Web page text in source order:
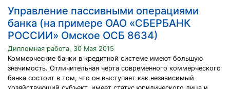
Управление пассивными операциями
банка (на примере ОАО «СБЕРБАНК
РОССИИ» Омское ОСБ 8634)
Дипломная работа, 30 Мая 2015
Коммерческие банки в кредитной системе имеют большую
значимость. Отличительная черта современного коммерческого
банка состоит в том, что он выступает как независимый